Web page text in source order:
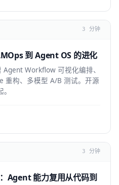
3 分钟
到 Agent OS 的进化
Workflow 可视化编排、
重构、多模型 A/B 测试。开源
3 分钟
Agent 能力复用从代码到